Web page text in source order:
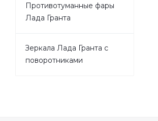
Противотуманные фары
Лада Гранта
Зеркала Лада Гранта с
поворотниками